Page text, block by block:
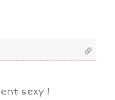
sexy !